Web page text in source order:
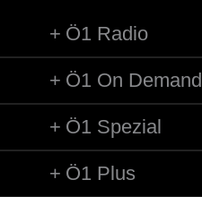
Ö1 Radio
Ö1 On Demand
Ö1 Spezial
Ö1 Plus